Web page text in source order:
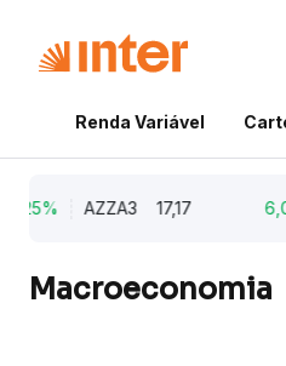
Renda Variável
AZZA3 17,17
Macroeconomia